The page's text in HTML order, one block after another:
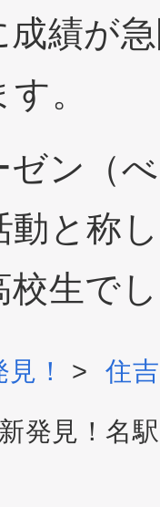
成績が
。
ゼン（
動と称
校生で
！ >
住
発見！名